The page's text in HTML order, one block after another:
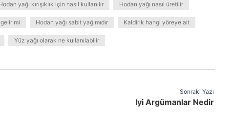
yağı kırışıklık için nasıl kullanılır Hodan yağı nasıl üretilir
mi Hodan yağı sabit yağ mıdır Kaldirik hangi yöreye ait
Yüz yağı olarak ne kullanılabilir
Sonraki Yazı
Iyi Argümanlar Nedir